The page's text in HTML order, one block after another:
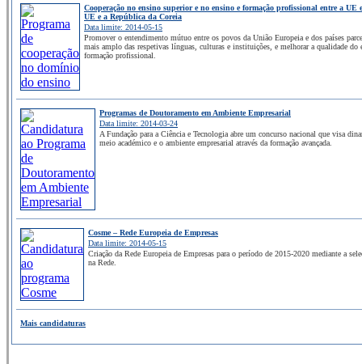
Cooperação no ensino superior e no ensino e formação profissional entre a UE
UE e a República da Coreia
Data limite: 2014-05-15
Promover o entendimento mútuo entre os povos da União Europeia e dos países
mais amplo das respetivas línguas, culturas e instituições, e melhorar a qualidade do
formação profissional.
Programas de Doutoramento em Ambiente Empresarial
Data limite: 2014-03-24
A Fundação para a Ciência e Tecnologia abre um concurso nacional que visa
meio académico e o ambiente empresarial através da formação avançada.
Cosme – Rede Europeia de Empresas
Data limite: 2014-05-15
Criação da Rede Europeia de Empresas para o período de 2015-2020 mediante a
na Rede.
Mais candidaturas